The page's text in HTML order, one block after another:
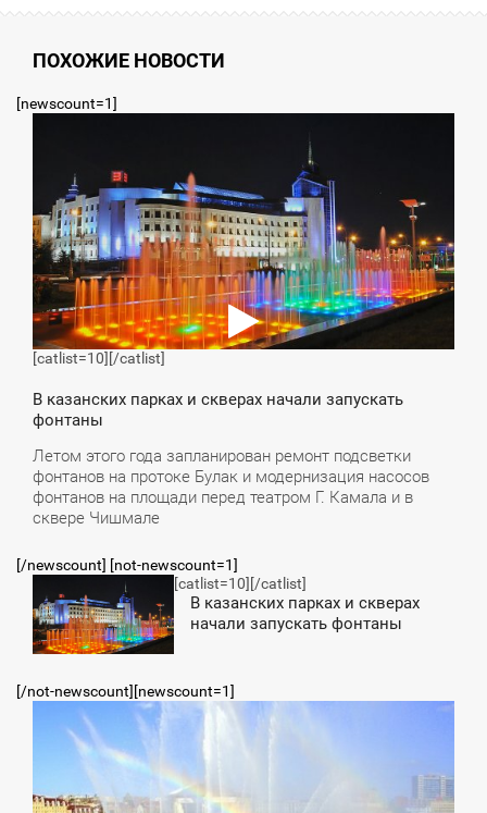
ПОХОЖИЕ НОВОСТИ
[newscount=1]
[catlist=10] [/catlist]
В казанских парках и скверах начали запускать
фонтаны
Летом этого года запланирован ремонт подсветки
фонтанов на протоке Булак и модернизация насосов
фонтанов на площади перед театром Г. Камала и в
сквере Чишмале
[/newscount] [not-newscount=1]
[catlist=10] [/catlist]
В казанских парках и скверах
начали запускать фонтаны
[/not-newscount][newscount=1]